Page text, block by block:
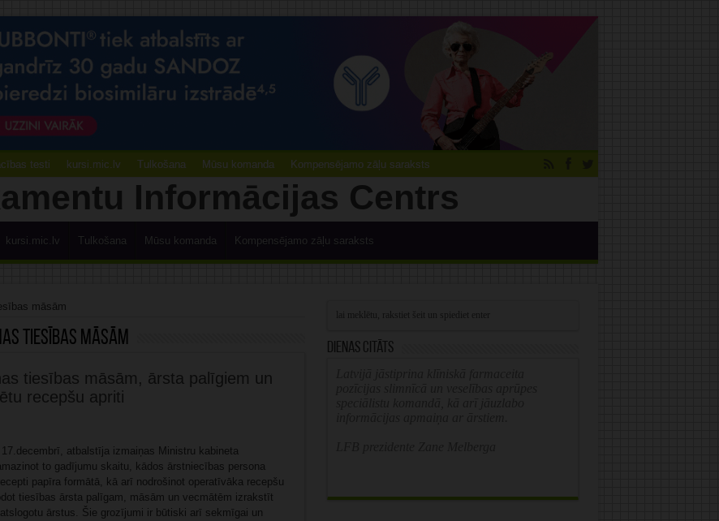
testi kursi.mic.lv Tulkošana Mūsu komanda Kompensējamo zāļu saraksts
kursi.mic.lv Tulkošana Mūsu komanda Kompensējamo zāļu saraksts
māsām
tiesības māsām
tiesības māsām, ārsta palīgiem un
recepšu apriti
atbalstīja izmaiņas Ministru kabineta
to gadījumu skaitu, kādos ārstniecības persona
papīra formātā, kā arī nodrošinot operatīvāka recepšu
tiesības ārsta palīgam, māsām un vecmātēm izrakstīt
ārstus. Šie grozījumi ir būtiski arī sekmīgai un
Dienas citāts